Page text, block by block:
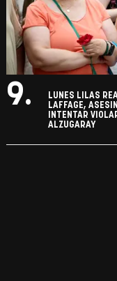
9.
LUNES LILAS
LAFFAGE,
INTENTAR
ALZUGARAY